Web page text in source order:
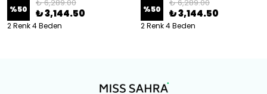
%50
₺ 6,289.00
₺ 3,144.50
2 Renk 4 Beden
%50
₺ 6,289.00
₺ 3,144.50
2 Renk 4 Beden